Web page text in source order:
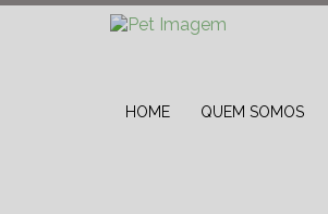
HOME QUEM SOMOS